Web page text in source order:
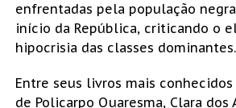
enfrentadas pela população
início da República, criticando o
hipocrisia das classes dominantes.
Entre seus livros mais
de Policarpo Quaresma, Clara dos